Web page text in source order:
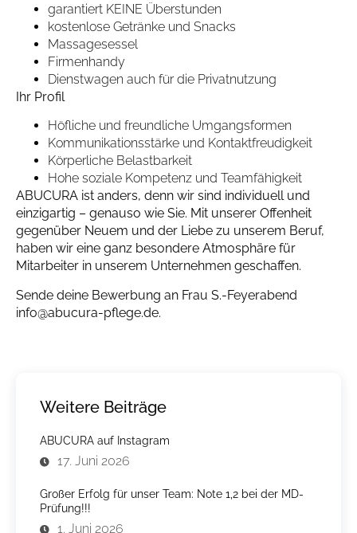
garantiert KEINE Überstunden
kostenlose Getränke und Snacks
Massagesessel
Firmenhandy
Dienstwagen auch für die Privatnutzung
Ihr Profil
Höfliche und freundliche Umgangsformen
Kommunikationsstärke und Kontaktfreudigkeit
Körperliche Belastbarkeit
Hohe soziale Kompetenz und Teamfähigkeit
ABUCURA ist anders, denn wir sind individuell und
einzigartig – genauso wie Sie. Mit unserer Offenheit
gegenüber Neuem und der Liebe zu unserem Beruf,
haben wir eine ganz besondere Atmosphäre für
Mitarbeiter in unserem Unternehmen geschaffen.
Sende deine Bewerbung an Frau S.-Feyerabend
info@abucura-pflege.de.
Weitere Beiträge
ABUCURA auf Instagram
17. Juni 2026
Großer Erfolg für unser Team: Note 1,2 bei der MD-
Prüfung!!!
1. Juni 2026